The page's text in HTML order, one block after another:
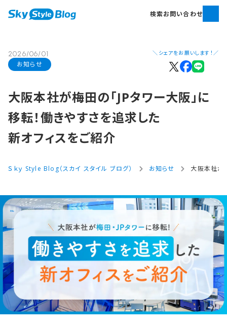
検索お問い合わせ
お知らせ
2026/06/01 ＼シェアをお願いします！／
大阪本社が​梅田の​「JPタワー大阪」に​
移転！​働きやすさを​追求した​
新オフィスを​ご紹介
Ｓｋｙ Style Blog（スカイ スタイル ブログ） お知らせ 大阪本社が